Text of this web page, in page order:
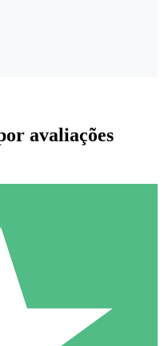
Individuais
de download. Sem
avaliações